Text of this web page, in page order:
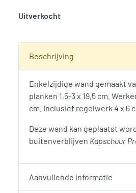
Uitverkocht
Beschrijving
Enkelzijdige wand gemaakt
planken 1,5-3 x 19,5 cm.
cm. Inclusief regelwerk 4 x 6
Deze wand kan geplaatst
buitenverblijven Kapschuur
Aanvullende informatie